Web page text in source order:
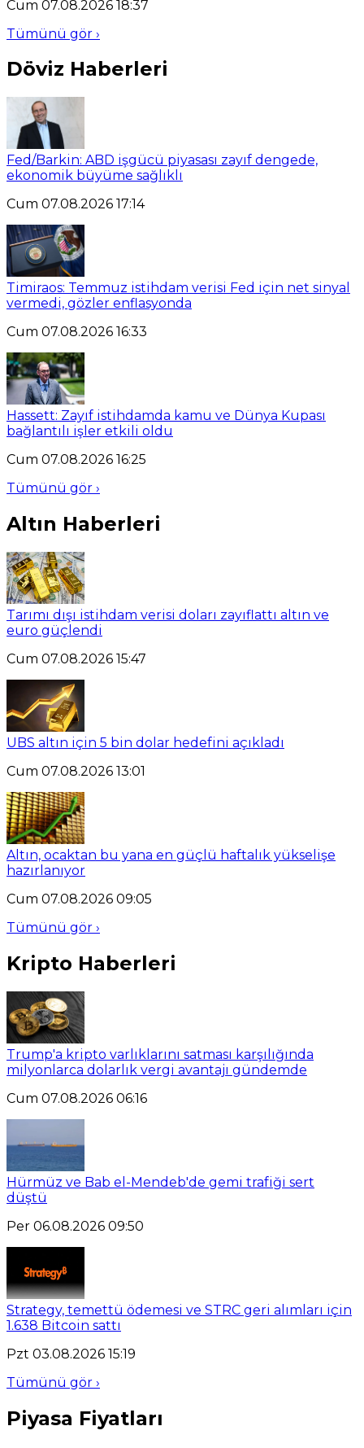
Cum 07.08.2026 18:37
Tümünü gör ›
Döviz Haberleri
Fed/Barkin: ABD işgücü piyasası zayıf dengede,
ekonomik büyüme sağlıklı
Cum 07.08.2026 17:14
Timiraos: Temmuz istihdam verisi Fed için net sinyal
vermedi, gözler enflasyonda
Cum 07.08.2026 16:33
Hassett: Zayıf istihdamda kamu ve Dünya Kupası
bağlantılı işler etkili oldu
Cum 07.08.2026 16:25
Tümünü gör ›
Altın Haberleri
Tarımı dışı istihdam verisi doları zayıflattı altın ve
euro güçlendi
Cum 07.08.2026 15:47
UBS altın için 5 bin dolar hedefini açıkladı
Cum 07.08.2026 13:01
Altın, ocaktan bu yana en güçlü haftalık yükselişe
hazırlanıyor
Cum 07.08.2026 09:05
Tümünü gör ›
Kripto Haberleri
Trump'a kripto varlıklarını satması karşılığında
milyonlarca dolarlık vergi avantajı gündemde
Cum 07.08.2026 06:16
Hürmüz ve Bab el-Mendeb'de gemi trafiği sert
düştü
Per 06.08.2026 09:50
Strategy, temettü ödemesi ve STRC geri alımları için
1.638 Bitcoin sattı
Pzt 03.08.2026 15:19
Tümünü gör ›
Piyasa Fiyatları